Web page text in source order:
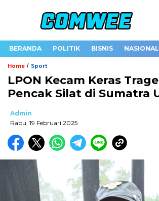
BERANDA POLITIK BISNIS NASIONAL
Home / Sport
LPON Kecam Keras
Pencak Silat di Sumatra
Admin
Rabu, 19 Februari 2025